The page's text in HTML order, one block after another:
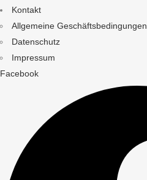
Kontakt
Allgemeine Geschäftsbedingungen
Datenschutz
Impressum
Facebook